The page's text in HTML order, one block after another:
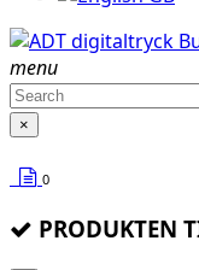
menu
×
0
PRODUKTEN